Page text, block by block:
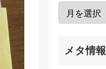
メタ情報